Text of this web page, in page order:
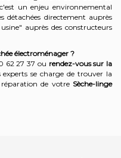
un enjeu environnemental
détachées directement auprès
auprès des constructeurs
électroménager ?
62 27 37 ou rendez-vous sur la
experts se charge de trouver la
de votre Sèche-linge